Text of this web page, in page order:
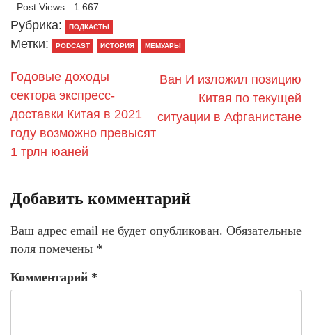
Post Views: 1 667
Рубрика: ПОДКАСТЫ
Метки: PODCAST ИСТОРИЯ МЕМУАРЫ
Годовые доходы
сектора экспресс-
доставки Китая в 2021
году возможно превысят
1 трлн юаней
Ван И изложил позицию
Китая по текущей
ситуации в Афганистане
Добавить комментарий
Ваш адрес email не будет опубликован. Обязательные
поля помечены *
Комментарий *